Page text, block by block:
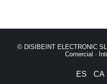
© DISIBEINT ELECTRONIC SL
Comercial ·
ES CA